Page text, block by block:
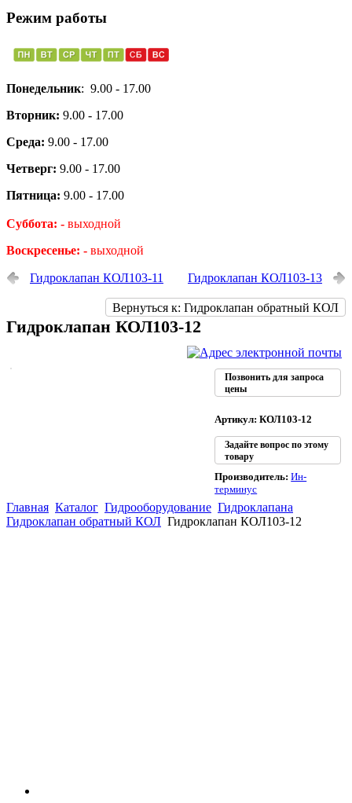
Режим работы
Понедельник: 9.00 - 17.00
Вторник: 9.00 - 17.00
Среда: 9.00 - 17.00
Четверг: 9.00 - 17.00
Пятница: 9.00 - 17.00
Суббота: - выходной
Воскресенье: - выходной
Гидроклапан КОЛ103-11 Гидроклапан КОЛ103-13
Вернуться к: Гидроклапан обратный КОЛ
Гидроклапан КОЛ103-12
Позвонить для запроса
цены
Артикул: КОЛ103-12
Задайте вопрос по этому
товару
Производитель:Ин-
терминус
Главная Каталог Гидрооборудование Гидроклапана
Гидроклапан обратный КОЛ Гидроклапан КОЛ103-12